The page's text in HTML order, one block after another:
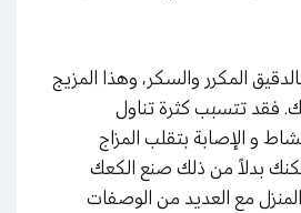
المكرر والسكر، وهذا المزيج
فقد تتسبب كثرة تناول
و الإصابة بتقلب المزاج
بدلاً من ذلك صنع الكعك
مع العديد من الوصفات